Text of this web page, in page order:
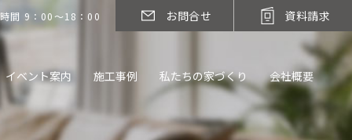
イベント案内 施工事例 私たちの家づくり 会社概要
間 9：00～18：00 お問合せ 資料請求